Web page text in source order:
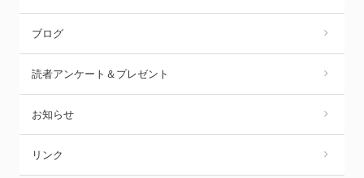
ブログ
読者アンケート＆プレゼント
お知らせ
リンク